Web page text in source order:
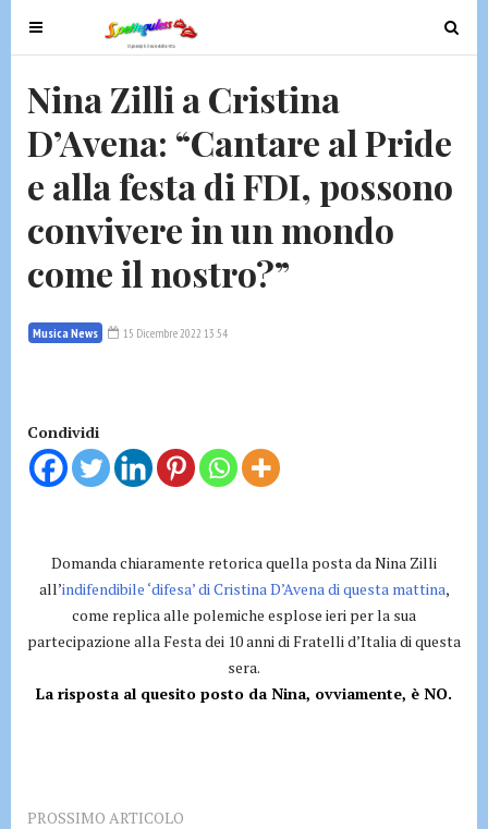
T
o
g
l
e
n
v
g
t
T
o
e
n
Nina Zilli a Cristina
D’Avena: “Cantare al Pride
e alla festa di FDI, possono
convivere in un mondo
come il nostro?”
Musica News 15 Dicembre 2022 13:54
Condividi
Domanda chiaramente retorica quella posta da Nina Zilli
all’indifendibile ‘difesa’ di Cristina D’Avena di questa mattina,
come replica alle polemiche esplose ieri per la sua
partecipazione alla Festa dei 10 anni di Fratelli d’Italia di questa
sera.
La risposta al quesito posto da Nina, ovviamente, è NO.
PROSSIMO ARTICOLO